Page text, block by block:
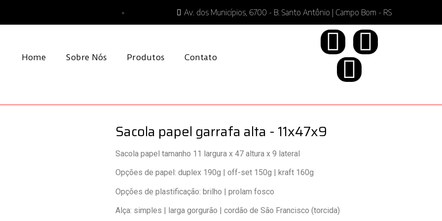
Av. dos Municípios, 6700 - B. Santo Antônio | Campo Bom - RS
Home Sobre Nós Produtos Contato
Sacola papel garrafa alta - 11x47x9
Sacola papel tamanho 11 largura x 47 altura x 9 lateral
Opções de papel: duplex 190g | off-set 150g | kraft 160g
Opções de plastificação: brilho | prolam fosco
Alça: simples | larga gorgurão | cordão de São Francisco (torcida)